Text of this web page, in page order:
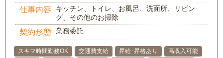
仕事内容
キッチン、トイレ、お風呂、洗面所、リビン
グ、その他のお掃除
契約形態 業務委託
スキマ時間勤務OK 交通費支給 昇給･昇格あり
高収入可能